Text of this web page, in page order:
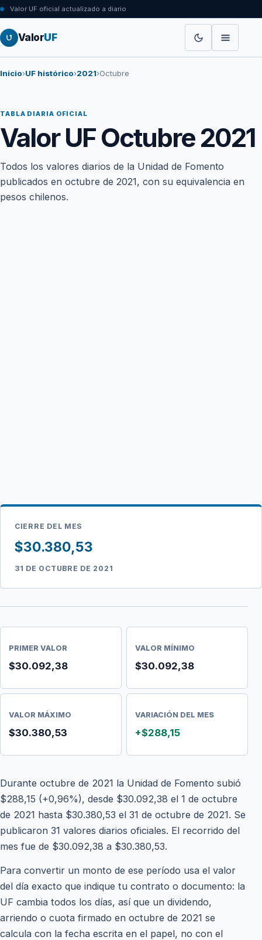
Valor UF oficial actualizado a diario
ValorUF
Inicio›UF histórico›2021›Octubre
TABLA DIARIA OFICIAL
Valor UF Octubre 2021
Todos los valores diarios de la Unidad de Fomento
publicados en octubre de 2021, con su equivalencia en
pesos chilenos.
CIERRE DEL MES
$30.380,53
31 DE OCTUBRE DE 2021
PRIMER VALOR
$30.092,38
VALOR MÍNIMO
$30.092,38
VALOR MÁXIMO
$30.380,53
VARIACIÓN DEL MES
+$288,15
Durante octubre de 2021 la Unidad de Fomento subió
$288,15 (+0,96%), desde $30.092,38 el 1 de octubre
de 2021 hasta $30.380,53 el 31 de octubre de 2021. Se
publicaron 31 valores diarios oficiales. El recorrido del
mes fue de $30.092,38 a $30.380,53.
Para convertir un monto de ese período usa el valor
del día exacto que indique tu contrato o documento: la
UF cambia todos los días, así que un dividendo,
arriendo o cuota firmado en octubre de 2021 se
calcula con la fecha escrita en el papel, no con el